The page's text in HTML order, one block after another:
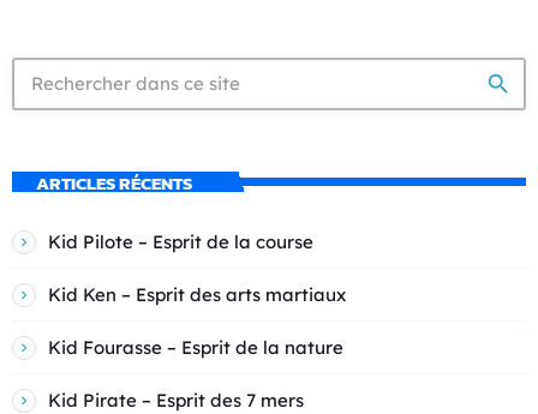
search
ARTICLES RÉCENTS
Kid Pilote – Esprit de la course
Kid Ken – Esprit des arts martiaux
Kid Fourasse – Esprit de la nature
Kid Pirate – Esprit des 7 mers